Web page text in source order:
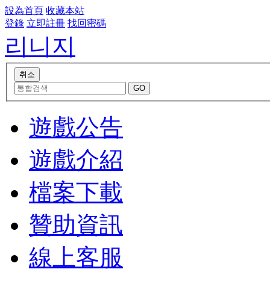
設為首頁 收藏本站
登錄 立即註冊 找回密碼
리니지
遊戲公告
遊戲介紹
檔案下載
贊助資訊
線上客服